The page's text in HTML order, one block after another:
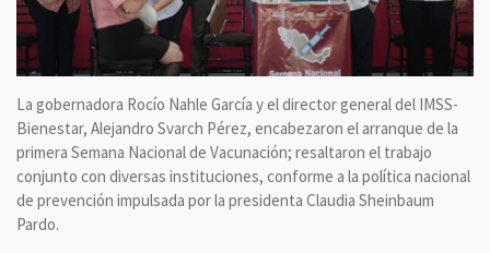
La gobernadora Rocío Nahle García y el director general del IMSS-
Bienestar, Alejandro Svarch Pérez, encabezaron el arranque de la
primera Semana Nacional de Vacunación; resaltaron el trabajo
conjunto con diversas instituciones, conforme a la política nacional
de prevención impulsada por la presidenta Claudia Sheinbaum
Pardo.